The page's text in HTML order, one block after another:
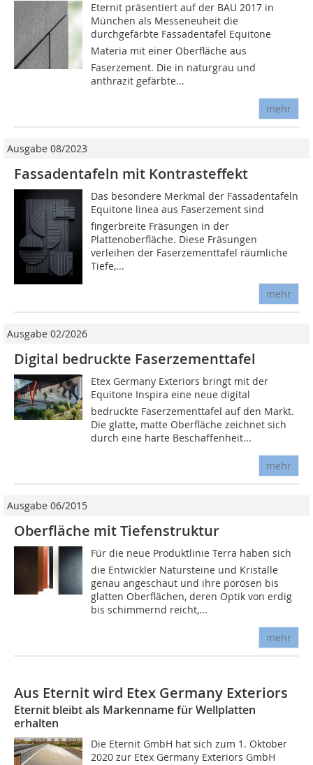
Eternit präsentiert auf der BAU 2017 in
München als Messeneuheit die
durchgefärbte Fassadentafel Equitone
Materia mit einer Oberfläche aus
Faserzement. Die in naturgrau und
anthrazit gefärbte...
mehr
Ausgabe 08/2023
Fassadentafeln mit Kontrasteffekt
Das besondere Merkmal der Fassadentafeln
Equitone linea aus Faserzement sind
fingerbreite Fräsungen in der
Plattenoberfläche. Diese Fräsungen
verleihen der Faserzementtafel räumliche
Tiefe,...
mehr
Ausgabe 02/2026
Digital bedruckte Faserzementtafel
Etex Germany Exteriors bringt mit der
Equitone Inspira eine neue digital
bedruckte Faserzementtafel auf den Markt.
Die glatte, matte Oberfläche zeichnet sich
durch eine harte Beschaffenheit...
mehr
Ausgabe 06/2015
Oberfläche mit Tiefenstruktur
Für die neue Produktlinie Terra haben sich
die Entwickler Natursteine und Kristalle
genau angeschaut und ihre porösen bis
glatten Oberflächen, deren Optik von erdig
bis schimmernd reicht,...
mehr
Aus Eternit wird Etex Germany Exteriors
Eternit bleibt als Markenname für Wellplatten
erhalten
Die Eternit GmbH hat sich zum 1. Oktober
2020 zur Etex Germany Exteriors GmbH